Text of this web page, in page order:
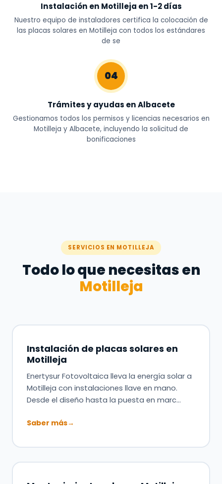
Instalación en Motilleja en 1-2 días
Nuestro equipo de instaladores certifica la colocación de
las placas solares en Motilleja con todos los estándares
de se
04
Trámites y ayudas en Albacete
Gestionamos todos los permisos y licencias necesarios en
Motilleja y Albacete, incluyendo la solicitud de
bonificaciones
SERVICIOS EN MOTILLEJA
Todo lo que necesitas en
Motilleja
Instalación de placas solares en
Motilleja
Enertysur Fotovoltaica lleva la energía solar a
Motilleja con instalaciones llave en mano.
Desde el diseño hasta la puesta en marc…
Saber más→